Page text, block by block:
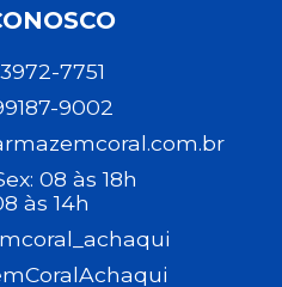
7751
9002
08 às 18h
às 14h